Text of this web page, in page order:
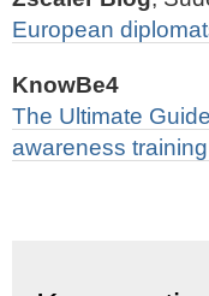
European
KnowBe4
The Ultimate
awareness